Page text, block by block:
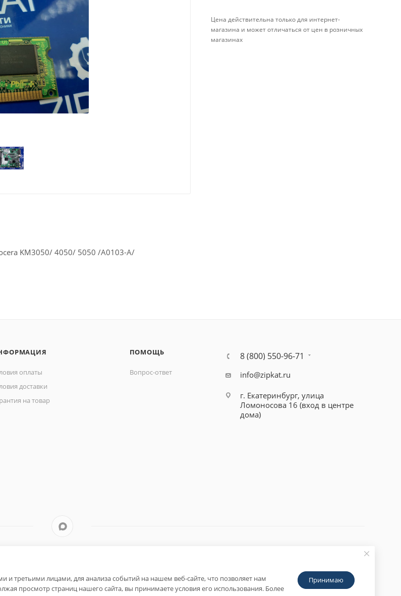
KM3050/ 4050/ 5050 /A0103-A/
Цена действительна только для интернет-
магазина и может отличаться от цен в розничных
магазинах
оплаты
доставки
на товар
ПОМОЩЬ
Вопрос-ответ
8 (800) 550-96-71
info@zipkat.ru
г. Екатеринбург, улица
Ломоносова 16 (вход в центре
дома)
третьими лицами, для анализа событий на нашем веб-сайте, что позволяет нам
просмотр страниц нашего сайта, вы принимаете условия его использования. Более
Принимаю